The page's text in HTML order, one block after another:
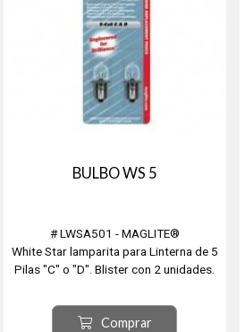
BULBO WS 5
# LWSA501 - MAGLITE®
White Star lamparita para Linterna de 5
Pilas "C" o "D". Blister con 2 unidades.
Comprar